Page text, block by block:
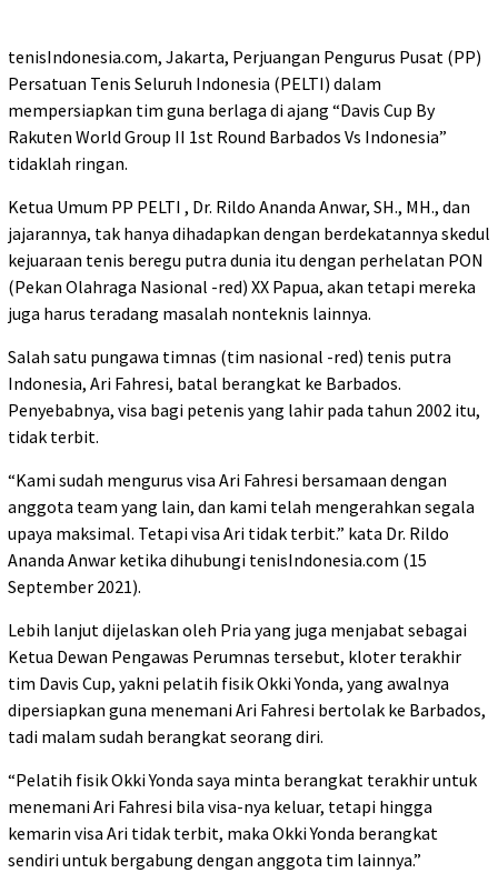
tenisIndonesia.com, Jakarta, Perjuangan Pengurus Pusat (PP)
Persatuan Tenis Seluruh Indonesia (PELTI) dalam
mempersiapkan tim guna berlaga di ajang “Davis Cup By
Rakuten World Group II 1st Round Barbados Vs Indonesia”
tidaklah ringan.
Ketua Umum PP PELTI , Dr. Rildo Ananda Anwar, SH., MH., dan
jajarannya, tak hanya dihadapkan dengan berdekatannya skedul
kejuaraan tenis beregu putra dunia itu dengan perhelatan PON
(Pekan Olahraga Nasional -red) XX Papua, akan tetapi mereka
juga harus teradang masalah nonteknis lainnya.
Salah satu pungawa timnas (tim nasional -red) tenis putra
Indonesia, Ari Fahresi, batal berangkat ke Barbados.
Penyebabnya, visa bagi petenis yang lahir pada tahun 2002 itu,
tidak terbit.
“Kami sudah mengurus visa Ari Fahresi bersamaan dengan
anggota team yang lain, dan kami telah mengerahkan segala
upaya maksimal. Tetapi visa Ari tidak terbit.” kata Dr. Rildo
Ananda Anwar ketika dihubungi tenisIndonesia.com (15
September 2021).
Lebih lanjut dijelaskan oleh Pria yang juga menjabat sebagai
Ketua Dewan Pengawas Perumnas tersebut, kloter terakhir
tim Davis Cup, yakni pelatih fisik Okki Yonda, yang awalnya
dipersiapkan guna menemani Ari Fahresi bertolak ke Barbados,
tadi malam sudah berangkat seorang diri.
“Pelatih fisik Okki Yonda saya minta berangkat terakhir untuk
menemani Ari Fahresi bila visa-nya keluar, tetapi hingga
kemarin visa Ari tidak terbit, maka Okki Yonda berangkat
sendiri untuk bergabung dengan anggota tim lainnya.”